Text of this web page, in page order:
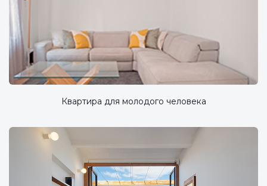
Квартира для молодого человека